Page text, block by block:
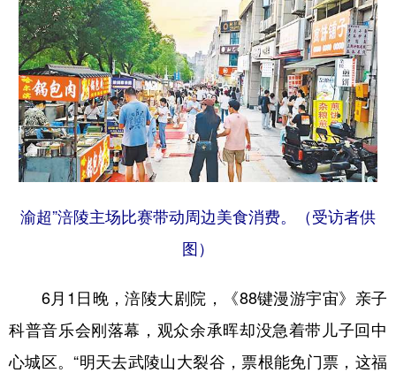
渝超”涪陵主场比赛带动周边美食消费。（受访者供
图）
6月1日晚，涪陵大剧院，《88键漫游宇宙》亲子
科普音乐会刚落幕，观众余承晖却没急着带儿子回中
心城区。“明天去武陵山大裂谷，票根能免门票，这福